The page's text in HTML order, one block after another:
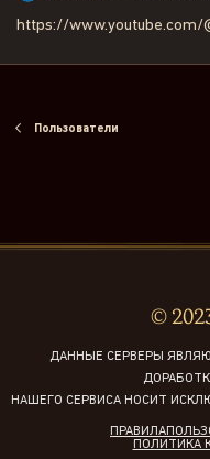
https://www.youtube.com/
Пользователи
©
ДАННЫЕ СЕРВЕРЫ
НАШЕГО СЕРВИСА НОСИТ
ПРАВИЛА
ПОЛИТИКА